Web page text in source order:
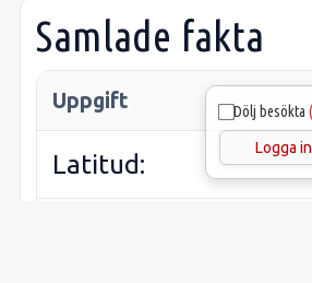
Dölj besökta
Logga
Samlade fakta
Uppgift
Latitud: